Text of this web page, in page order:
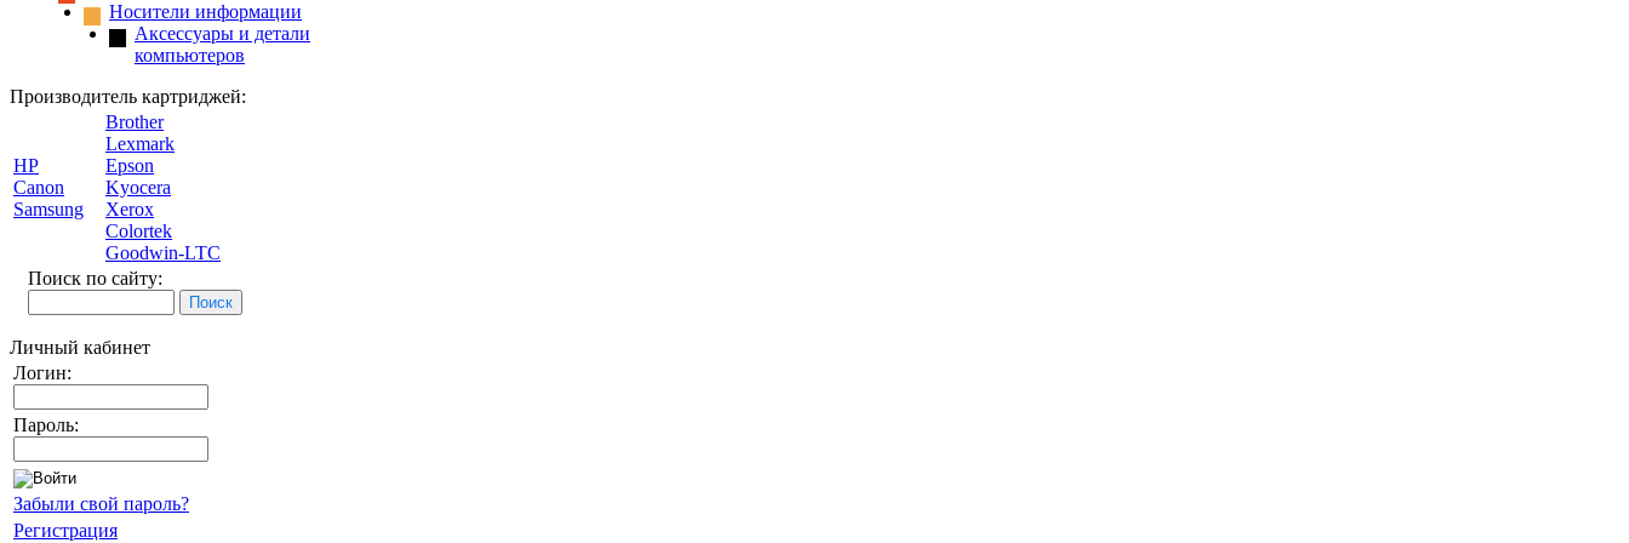
Носители информации
Аксессуары и детали
компьютеров
Производитель картриджей:
HP
Canon
Samsung
Brother
Lexmark
Epson
Kyocera
Xerox
Colortek
Goodwin-LTC
Поиск по сайту:
Личный кабинет
Логин:
Пароль:
Забыли свой пароль?
Регистрация